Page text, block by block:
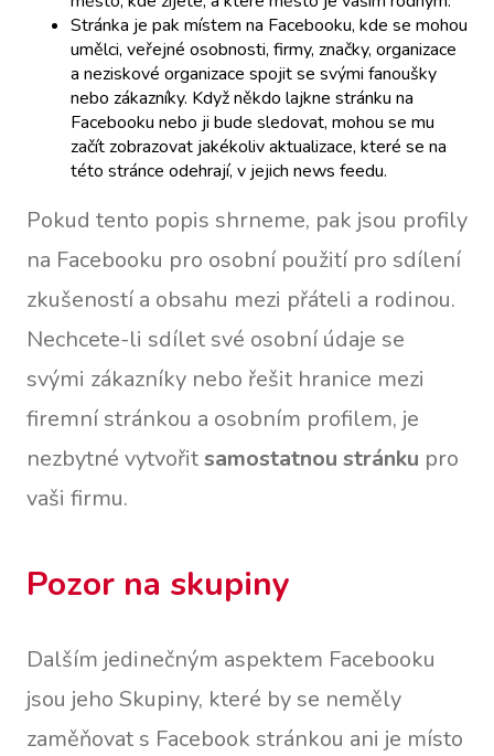
Stránka je pak místem na Facebooku, kde se mohou
umělci, veřejné osobnosti, firmy, značky, organizace
a neziskové organizace spojit se svými fanoušky
nebo zákazníky. Když někdo lajkne stránku na
Facebooku nebo ji bude sledovat, mohou se mu
začít zobrazovat jakékoliv aktualizace, které se na
této stránce odehrají, v jejich news feedu.
Pokud tento popis shrneme, pak jsou profily
na Facebooku pro osobní použití pro sdílení
zkušeností a obsahu mezi přáteli a rodinou.
Nechcete-li sdílet své osobní údaje se
svými zákazníky nebo řešit hranice mezi
firemní stránkou a osobním profilem, je
nezbytné vytvořitsamostatnou stránku pro
vaši firmu.
Pozor na skupiny
Dalším jedinečným aspektem Facebooku
jsou jeho Skupiny, které by se neměly
zaměňovat s Facebook stránkou ani je místo